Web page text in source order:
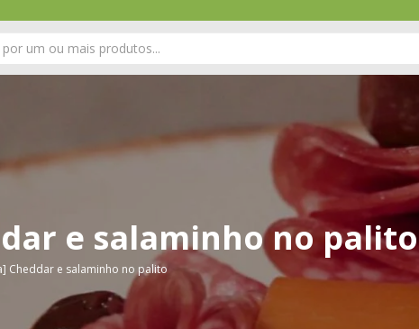
e salaminho no palito
Cheddar e salaminho no palito